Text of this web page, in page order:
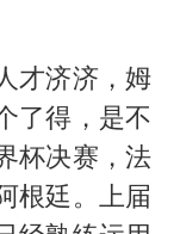
才济济，姆
了得，是不
杯决赛，法
根廷。上届